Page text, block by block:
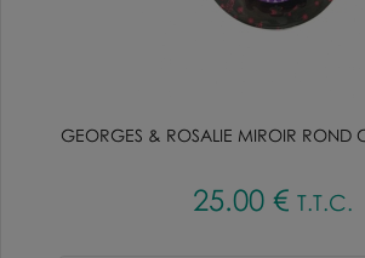
GEORGES & ROSALIE MIROIR ROND
25.00 € T.T.C.